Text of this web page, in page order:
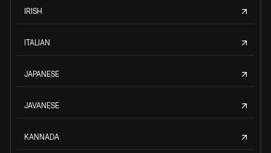
IRISH
ITALIAN
JAPANESE
JAVANESE
KANNADA